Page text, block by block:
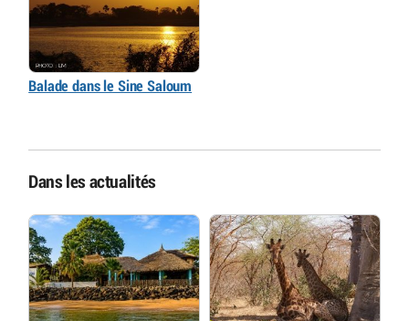
Balade dans le Sine Saloum
Dans les actualités